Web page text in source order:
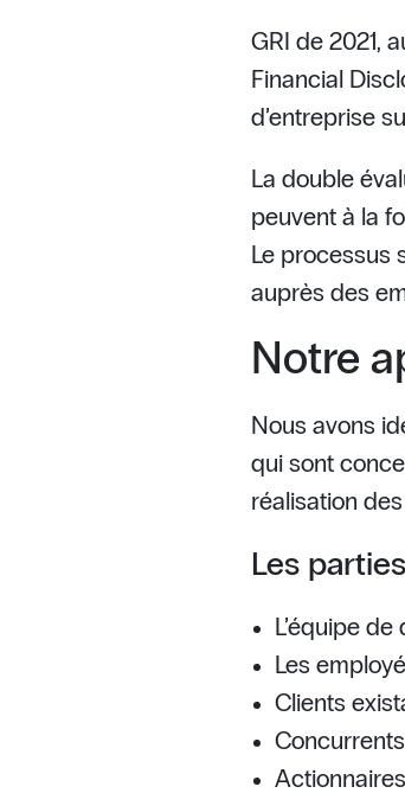
GRI de 2021,
Financial
d’entreprise
La double
peuvent à la
Le processus
auprès des
Notre
Nous avons
qui sont
réalisation
Les
L’équipe
Les
Clients